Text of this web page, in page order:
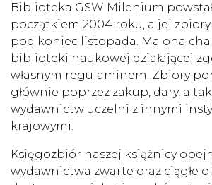
Biblioteka GSW Milenium
początkiem 2004 roku, a jej
pod koniec listopada. Ma ona
biblioteki naukowej działającej
własnym regulaminem. Zbiory
głównie poprzez zakup, dary, a
wydawnictw uczelni z innymi
krajowymi.
Księgozbiór naszej książnicy
wydawnictwa zwarte oraz ciągłe